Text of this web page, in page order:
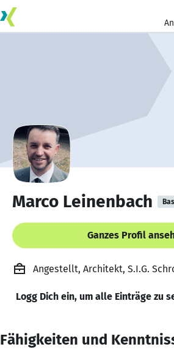
Marco Leinenbach
Ganzes Profil
Angestellt, Architekt, S.I.G.
Logg Dich ein, um alle Einträge zu
Fähigkeiten und